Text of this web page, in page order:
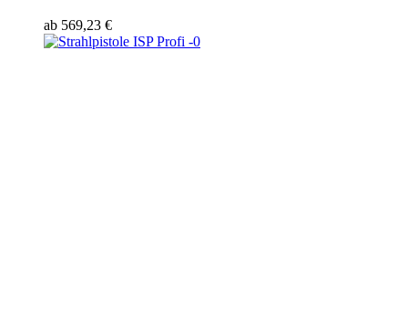
ab 569,23 €